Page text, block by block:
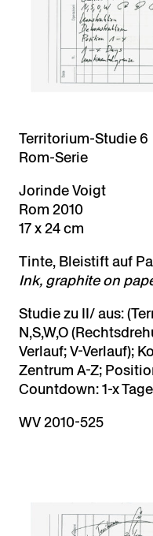
Territorium-Studie 6
Rom-Serie
Jorinde Voigt
Rom 2010
17 x 24 cm
Tinte, Bleistift auf
Ink, graphite on
Studie zu II/ aus:
N,S,W,O
Verlauf; V-Verlauf);
Zentrum A-Z;
Countdown: 1-x
WV 2010-525